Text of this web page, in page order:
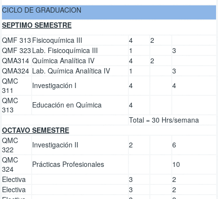
CICLO DE GRADUACION
SEPTIMO SEMESTRE
QMF 313 Fisicoquímica III 4
2
QMF 323 Lab. Fisicoquímica III 1
3
QMA314 Química Analítica IV 4
2
QMA324 Lab. Química Analítica IV 1
3
QMC
311
Investigación I 4
4
QMC
313
Educación en Química
4
Total = 30 Hrs/semana
OCTAVO SEMESTRE
QMC
322
Investigación II 2
6
QMC
324
Prácticas Profesionales
10
Electiva
3
2
Electiva
3
2